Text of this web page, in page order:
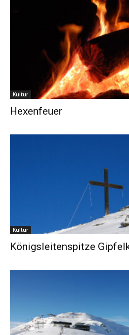
Kultur
Hexenfeuer
Kultur
Königsleitenspitze